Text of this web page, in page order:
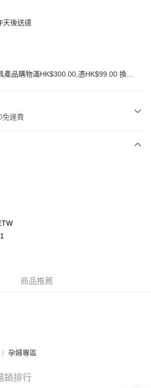
天後送達
產品購物滿HK$300.00,憑HK$99.00 換購
免運費
或以上免運費
商品推薦
孕婦專區
銷排行